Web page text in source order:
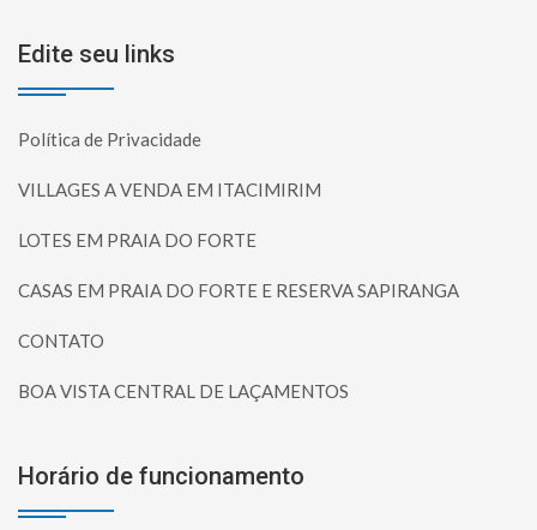
Edite seu links
Política de Privacidade
VILLAGES A VENDA EM ITACIMIRIM
LOTES EM PRAIA DO FORTE
CASAS EM PRAIA DO FORTE E RESERVA SAPIRANGA
CONTATO
BOA VISTA CENTRAL DE LAÇAMENTOS
Horário de funcionamento